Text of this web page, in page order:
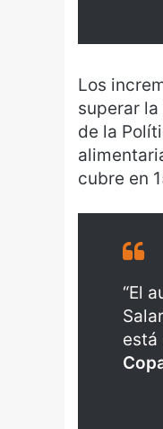
Los
superar
de la
cubre en
“El
está